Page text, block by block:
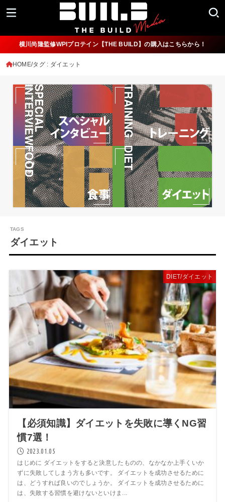
横川尚隆監修WPIプロテイン【THE BUILD】の購入はこちらから！
HOME タグ : ダイエット
ダイエット
DIET/ダイエット
【必須知識】ダイエットを失敗に導くNG習
慣7選！
2023.01.05
はじめに ダイエットをすると決意したものの、なかなか上手くいか
ずに失敗してしまう方も多いです。 ダイエットを成功させるために
は、どうすれば良いのでしょうか。 ダイエットを成功させるために
は、失敗する習慣を避けないといけま...